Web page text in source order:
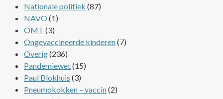
Nationale politiek (87)
NAVO (1)
OMT (3)
Ongevaccineerde kinderen(7)
Overig(236)
Pandemiewet(15)
Paul Blokhuis (3)
Pneumokokken – vaccin(2)